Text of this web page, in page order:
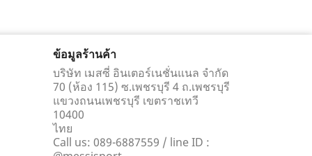
ข้อมูลร้านค้า
บริษัท เมสซี่ อินเตอร์เนชั่นแนล จำกัด
70 (ห้อง 115) ซ.เพชรบุรี 4 ถ.เพชรบุรี
แขวงถนนเพชรบุรี เขตราชเทวี
10400
ไทย
Call us: 089-6887559 / line ID :